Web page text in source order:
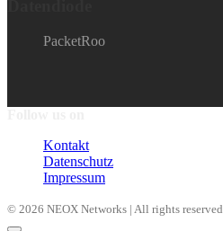
PacketRoo
Kontakt
Datenschutz
Impressum
© 2026 NEOX Networks | All rights reserved.